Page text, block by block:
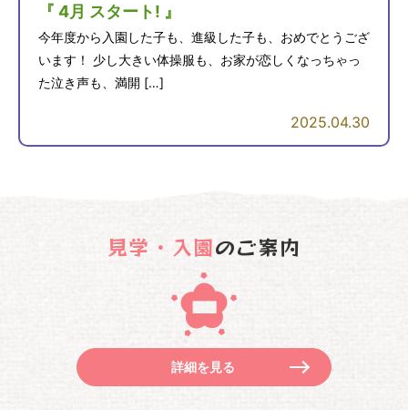
『 4月 スタート! 』
今年度から入園した子も、進級した子も、おめでとうござ
います！ 少し大きい体操服も、お家が恋しくなっちゃっ
た泣き声も、満開 […]
2025.04.30
見学・入園のご案内
詳細を見る